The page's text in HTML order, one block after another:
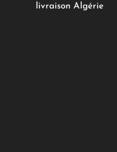
livraison Algérie